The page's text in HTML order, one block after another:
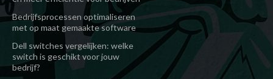
Bedrijfsprocessen optimaliseren
met op maat gemaakte software
Dell switches vergelijken: welke
switch is geschikt voor jouw
bedrijf?